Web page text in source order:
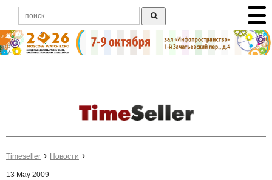
Timeseller Новости
13 May 2009